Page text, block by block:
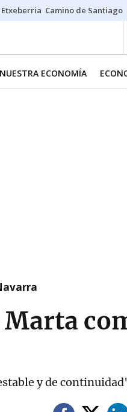
Etxeberria Camino de Santiago
ECONOMÍA
y de